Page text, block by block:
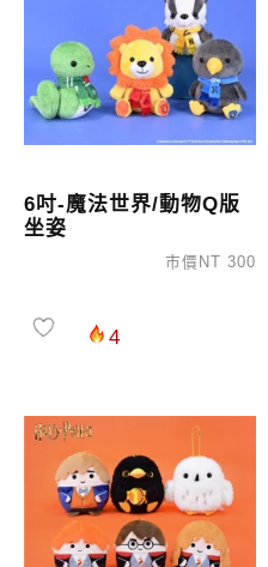
6吋-魔法世界/動物Q版
坐姿
市價NT 300
4